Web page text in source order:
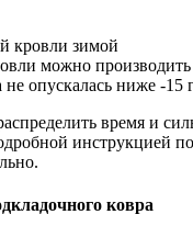
можно
опускалась ниже -15
время и
инструкцией
ковра